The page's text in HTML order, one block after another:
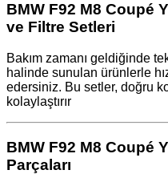
BMW F92 M8 Coupé
ve Filtre Setleri
Bakım zamanı geldiğinde
halinde sunulan ürünlerle
edersiniz. Bu setler, doğru
kolaylaştırır
BMW F92 M8 Coupé
Parçaları